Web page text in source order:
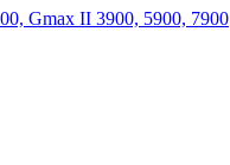
Gmax II 3900, 5900, 7900